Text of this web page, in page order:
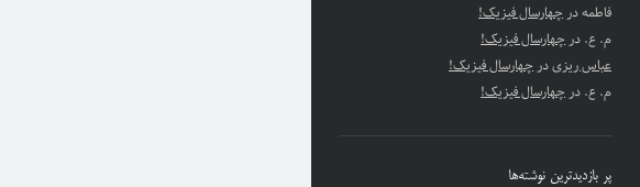
فاطمهدرچهارسال فیزیک!
م. ع.درچهارسال فیزیک!
عباس ریزیدرچهارسال فیزیک!
م. ع.درچهارسال فیزیک!
پر بازدیدترین نوشته‌ها